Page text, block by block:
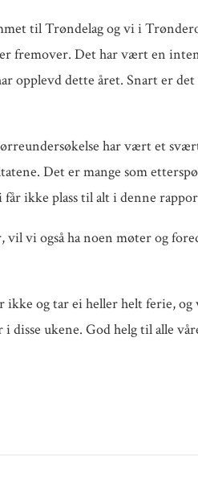
til Trøndelag og vi i
fremover. Det har vært en
opplevd dette året. Snart er
har vært et
Det er mange som
får ikke plass til alt i denne
vil vi også ha noen møter og
ikke og tar ei heller helt ferie,
i disse ukene. God helg til alle